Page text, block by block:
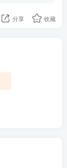
分享 收藏